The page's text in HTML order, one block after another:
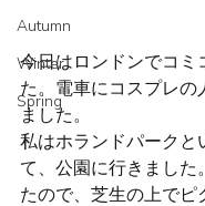
Autumn
Winter
Spring
今日はロンドンでコミ
た。電車にコスプレの
ました。
私はホランドパークと
て、公園に行きました
たので、芝生の上でピ